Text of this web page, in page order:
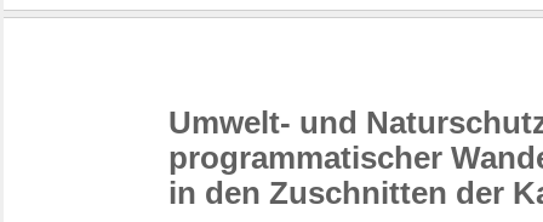
Umwelt- und
programmatischer
in den Zuschnitten der